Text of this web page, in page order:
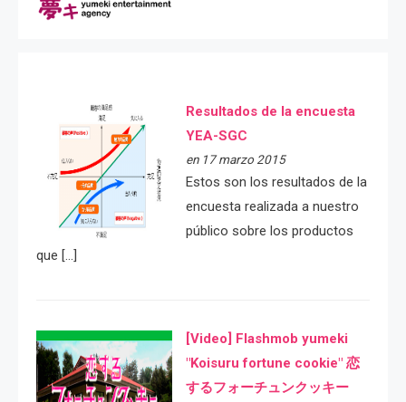
Resultados de la encuesta
YEA-SGC
en 17 marzo 2015
Estos son los resultados de la
encuesta realizada a nuestro
público sobre los productos
que […]
[Video] Flashmob yumeki
"Koisuru fortune cookie" 恋
するフォーチュンクッキー